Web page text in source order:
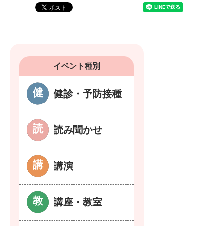
イベント種別
健診・予防接種
読み聞かせ
講演
講座・教室